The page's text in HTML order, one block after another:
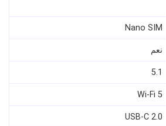
Nano SIM
نعم
5.1
Wi‑Fi 5
USB-C 2.0